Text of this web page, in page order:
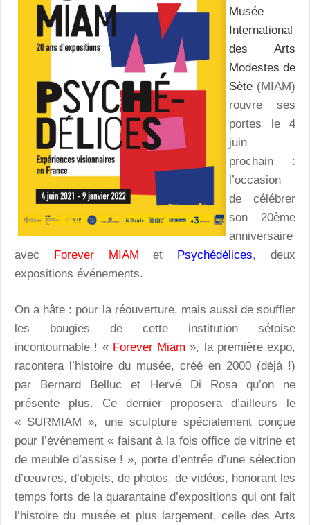
Musée
International
des Arts
Modestes de
Sète (MIAM)
rouvre ses
portes le 4
juin
prochain :
l’occasion
de célébrer
son 20ème
anniversaire
avec Forever MIAM et Psychédélices, deux
expositions événements.
On a hâte : pour la réouverture, mais aussi de souffler
les bougies de cette institution sétoise
incontournable ! « Forever Miam », la première expo,
racontera l’histoire du musée, créé en 2000 (déjà !)
par Bernard Belluc et Hervé Di Rosa qu’on ne
présente plus. Ce dernier proposera d’ailleurs le
« SURMIAM », une sculpture spécialement conçue
pour l’événement « faisant à la fois office de vitrine et
de meuble d’assise ! », porte d’entrée d’une sélection
d’œuvres, d’objets, de photos, de vidéos, honorant les
temps forts de la quarantaine d’expositions qui ont fait
l’histoire du musée et plus largement, celle des Arts